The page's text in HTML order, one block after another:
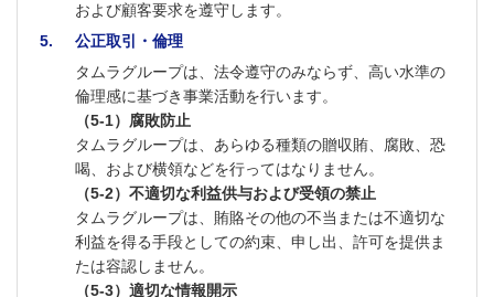
および顧客要求を遵守します。
5
公正取引・倫理
タムラグループは、法令遵守のみならず、高い水準の
倫理感に基づき事業活動を行います。
（5-1）腐敗防止
タムラグループは、あらゆる種類の贈収賄、腐敗、恐
喝、および横領などを行ってはなりません。
（5-2）不適切な利益供与および受領の禁止
タムラグループは、賄賂その他の不当または不適切な
利益を得る手段としての約束、申し出、許可を提供ま
たは容認しません。
（5-3）適切な情報開示